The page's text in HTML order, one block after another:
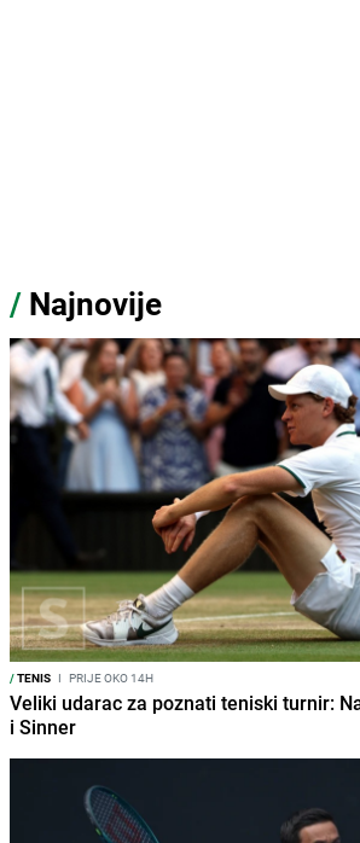
/ Najnovije
/TENIS I PRIJE OKO 14H
Veliki udarac za poznati teniski turnir:
i Sinner